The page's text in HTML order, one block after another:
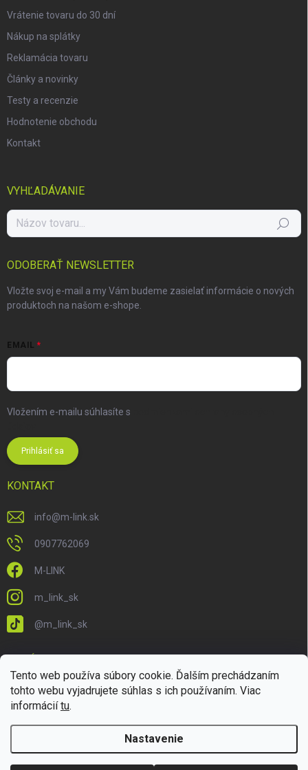
Tento web používa súbory cookie. Ďalším prechádzaním
tohto webu vyjadrujete súhlas s ich používaním. Viac
informáciítu.
Nastavenie
Vrátenie tovaru do 30 dní
Nákup na splátky
Reklamácia tovaru
Články a novinky
Testy a recenzie
Hodnotenie obchodu
Kontakt
VYHĽADÁVANIE
Hľadať
ODOBERAŤ NEWSLETTER
Vložte svoj e-mail a my Vám budeme zasielať informácie o nových
produktoch na našom e-shope.
EMAIL
Vložením e-mailu súhlasíte s
Prihlásiť sa
KONTAKT
info@m-link.sk
0907762069
M-LINK
m_link_sk
@m_link_sk
Copyright 2026M-LINK.sk. Všetky práva vyhradené.Upraviť nastavenie